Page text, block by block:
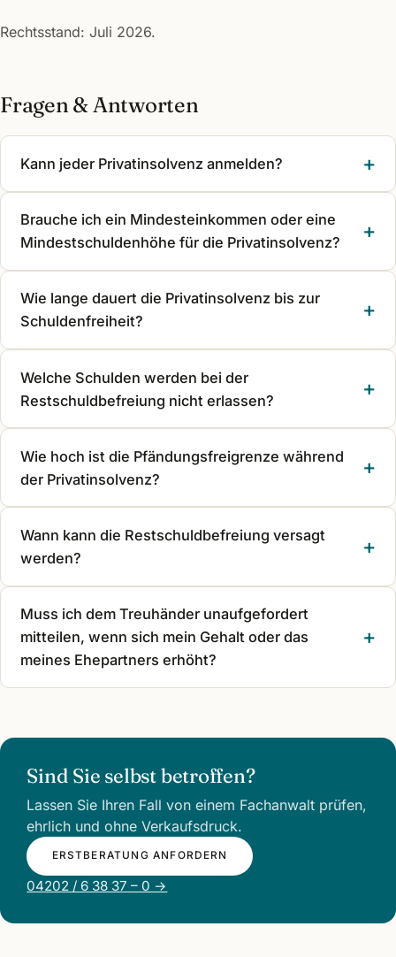
Rechtsstand: Juli 2026.
Fragen & Antworten
Kann jeder Privatinsolvenz anmelden?
Brauche ich ein Mindesteinkommen oder eine
Mindestschuldenhöhe für die Privatinsolvenz?
Wie lange dauert die Privatinsolvenz bis zur
Schuldenfreiheit?
Welche Schulden werden bei der
Restschuldbefreiung nicht erlassen?
Wie hoch ist die Pfändungsfreigrenze während
der Privatinsolvenz?
Wann kann die Restschuldbefreiung versagt
werden?
Muss ich dem Treuhänder unaufgefordert
mitteilen, wenn sich mein Gehalt oder das
meines Ehepartners erhöht?
Sind Sie selbst betroffen?
Lassen Sie Ihren Fall von einem Fachanwalt prüfen,
ehrlich und ohne Verkaufsdruck.
ERSTBERATUNG ANFORDERN
04202 / 6 38 37 – 0 →